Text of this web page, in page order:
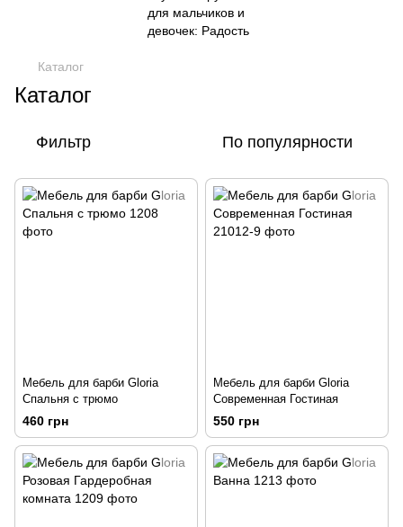
Каталог
Каталог
Фильтр По популярности
Мебель для барби Gloria
Спальня с трюмо
460 грн
Мебель для барби Gloria
Современная Гостиная
550 грн